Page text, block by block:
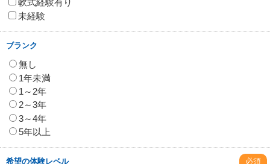
軟式経験有り
未経験
ブランク
無し
1年未満
1～2年
2～3年
3～4年
5年以上
希望の体験レベル 必須